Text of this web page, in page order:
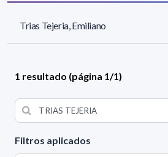
Filtros aplicados
Trias Tejeria, Emiliano
1 resultado (página 1/1)